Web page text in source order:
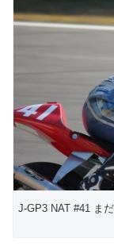
J-GP3 NAT #41 ま